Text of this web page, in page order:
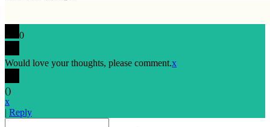
0
Would love your thoughts, please comment.x
()
x
| Reply